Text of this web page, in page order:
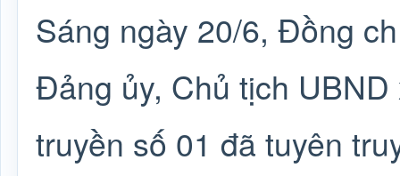
Sáng ngày 20/6, Đồng
Đảng ủy, Chủ tịch
truyền số 01 đã tuyên